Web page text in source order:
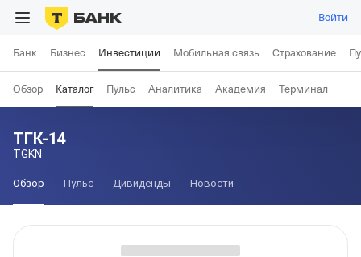
Войти
Банк Бизнес Инвестиции Мобильная связь Страхование
Обзор Каталог Пульс Аналитика Академия Терминал
ТГК-14
TGKN
Обзор Пульс Дивиденды Новости